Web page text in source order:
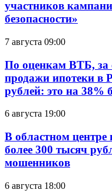
участников
безопасности»
7 августа 09:00
По оценкам ВТБ, за
продажи ипотеки в
рублей: это на 38%
6 августа 19:00
В областном
более 300 тысяч
мошенников
6 августа 18:00